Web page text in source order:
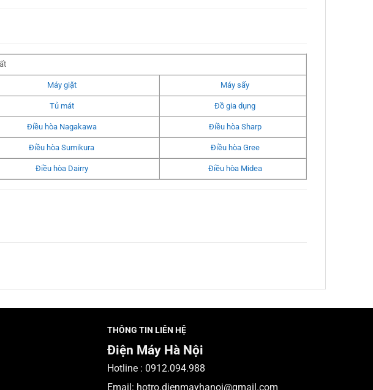
Máy giặt Máy sấy
Tủ mát Đồ gia dụng
Điều hòa Nagakawa Điều hòa Sharp
Điều hòa Sumikura Điều hòa Gree
Điều hòa Dairry Điều hòa Midea
THÔNG TIN LIÊN HỆ
Điện Máy Hà Nội
Hotline : 0912.094.988
Email: hotro.dienmayhanoi@gmail.com